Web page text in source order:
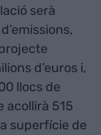
serà
d’euros i,
llocs de
acollirà 515
superfície de